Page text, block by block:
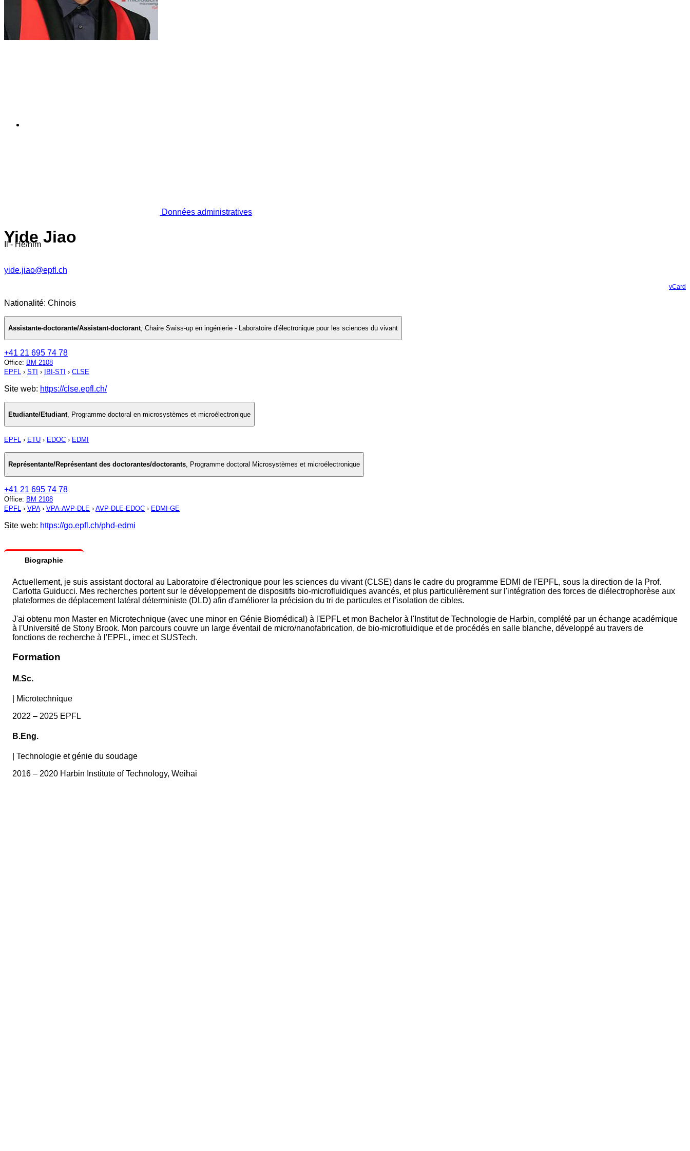
Données administratives
Yide Jiao
Il - He/him
yide.jiao@epfl.ch
vCard
Nationalité: Chinois
Assistante-doctorante/Assistant-doctorant Chaire Swiss-up en ingénierie - Laboratoire d'électronique pour les sciences du vivant
+41 21 695 74 78
Office: BM 2108
EPFL › STI › IBI-STI › CLSE
Site web: https://clse.epfl.ch/
Etudiante/Etudiant Programme doctoral en microsystèmes et microélectronique
EPFL › ETU › EDOC › EDMI
Représentante/Représentant des doctorantes/doctorants, Programme doctoral Microsystèmes et microélectronique
+41 21 695 74 78
Office: BM 2108
EPFL › VPA› VPA-AVP-DLE › AVP-DLE-EDOC › EDMI-GE
Site web: https://go.epfl.ch/phd-edmi
Biographie
Actuellement, je suis assistant doctoral au Laboratoire d'électronique pour les sciences du vivant (CLSE) dans le cadre du programme EDMI de l'EPFL, sous la direction de la Prof.
Carlotta Guiducci. Mes recherches portent sur le développement de dispositifs bio-microfluidiques avancés, et plus particulièrement sur l'intégration des forces de diélectrophorèse aux
plateformes de déplacement latéral déterministe (DLD) afin d'améliorer la précision du tri de particules et l'isolation de cibles.
J'ai obtenu mon Master en Microtechnique (avec une minor en Génie Biomédical) à l'EPFL et mon Bachelor à l'Institut de Technologie de Harbin, complété par un échange académique
à l'Université de Stony Brook. Mon parcours couvre un large éventail de micro/nanofabrication, de bio-microfluidique et de procédés en salle blanche, développé au travers de
fonctions de recherche à l'EPFL, imec et SUSTech.
Formation
M.Sc.
Microtechnique
2022 – 2025 EPFL
B.Eng.
Technologie et génie du soudage
2016 – 2020 Harbin Institute of Technology, Weihai